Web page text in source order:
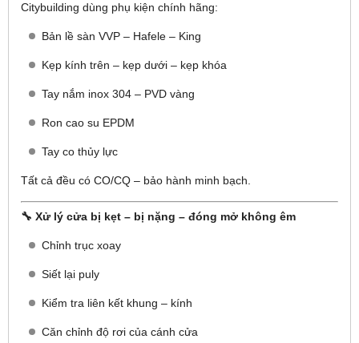
Citybuilding dùng phụ kiện chính hãng:
Bản lề sàn VVP – Hafele – King
Kẹp kính trên – kẹp dưới – kẹp khóa
Tay nắm inox 304 – PVD vàng
Ron cao su EPDM
Tay co thủy lực
Tất cả đều có CO/CQ – bảo hành minh bạch.
🔧 Xử lý cửa bị kẹt – bị nặng – đóng mở không êm
Chỉnh trục xoay
Siết lại puly
Kiểm tra liên kết khung – kính
Căn chỉnh độ rơi của cánh cửa